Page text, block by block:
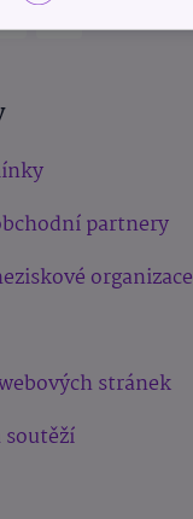
partnery
organizace
stránek
soutěží